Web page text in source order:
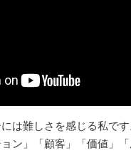
は難しさを感じる私です
ン」「顧客」「価値」「